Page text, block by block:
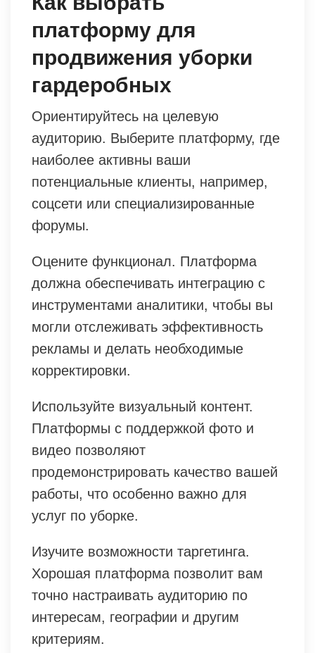
платформу для
продвижения уборки
гардеробных
Ориентируйтесь на целевую
аудиторию. Выберите платформу, где
наиболее активны ваши
потенциальные клиенты, например,
соцсети или специализированные
форумы.
Оцените функционал. Платформа
должна обеспечивать интеграцию с
инструментами аналитики, чтобы вы
могли отслеживать эффективность
рекламы и делать необходимые
корректировки.
Используйте визуальный контент.
Платформы с поддержкой фото и
видео позволяют
продемонстрировать качество вашей
работы, что особенно важно для
услуг по уборке.
Изучите возможности таргетинга.
Хорошая платформа позволит вам
точно настраивать аудиторию по
интересам, географии и другим
критериям.